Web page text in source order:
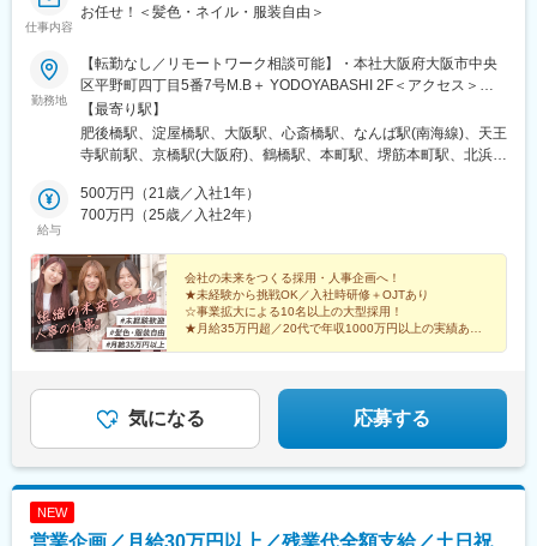
仕事内容
お任せ！＜髪色・ネイル・服装自由＞
勤務地
【転勤なし／リモートワーク相談可能】・本社大阪府大阪市中央
区平野町四丁目5番7号M.B＋ YODOYABASHI 2F＜アクセス＞・
大阪メトロ四つ橋線「肥後橋駅」より徒歩5分・大阪メトロ御堂筋
線「淀屋橋駅」より徒歩5分・大阪メトロ御堂筋線・四つ橋線「本
町駅」より徒歩6分＃受動喫煙防止対策：あり（社内分煙）商業施
良・京都・和歌山・滋賀・愛知・東京・神奈川・千葉・埼玉
【最寄り駅】
肥後橋駅、淀屋橋駅、大阪駅、心斎橋駅、なんば駅(南海線)、天王
寺駅前駅、京橋駅(大阪府)、鶴橋駅、本町駅、堺筋本町駅、北浜駅
駅、高槻駅、江坂駅、中百舌鳥駅、西梅田駅、東梅田駅、京都
駅、烏丸駅、京阪山科駅、桂駅、長岡京駅、宇治駅(奈良線)、伏見
駅、尼崎駅(東海道本線)、明石駅、宝塚駅、芦屋駅(東海道本線)、
川西能勢口駅、草津駅(滋賀県)、大津駅、南草津駅、京阪石山駅、
守山駅、近江八幡駅、彦根駅、奈良駅、近鉄奈良駅、大和西大寺
駅、新王寺駅、大和八木駅、生駒駅、和歌山駅、和歌山市駅、紀
伊田辺駅、岩出駅、近鉄名古屋駅、金山駅(愛知県)、矢場町駅、鶴
駅、上野駅、秋葉原駅、神田駅(東京都)、有楽町駅、新橋駅、竹芝
駅、田町駅(東京都)、大崎駅、恵比寿駅、目黒駅、五反田駅、吉祥
給与
500万円（21歳／入社1年）
700万円（25歳／入社2年）
会社の未来をつくる採用・人事企画へ！
★未経験から挑戦OK／入社時研修＋OJTあり
☆事業拡大による10名以上の大型採用！
★月給35万円超／20代で年収1000万円以上の実績あり
気になる 応募する
NEW
営業企画／月給30万円以上／残業代全額支給／土日祝